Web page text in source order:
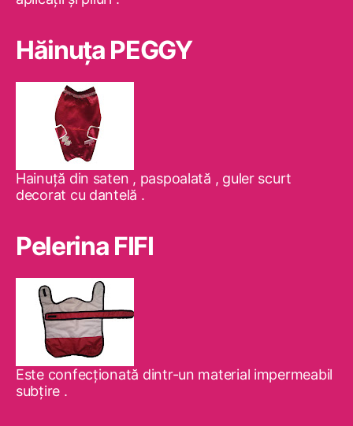
Hăinuţa PEGGY
Hainuţă din saten , paspoalată , guler scurt
decorat cu dantelă .
Pelerina FIFI
Este confecţionată dintr-un material impermeabil
subţire .